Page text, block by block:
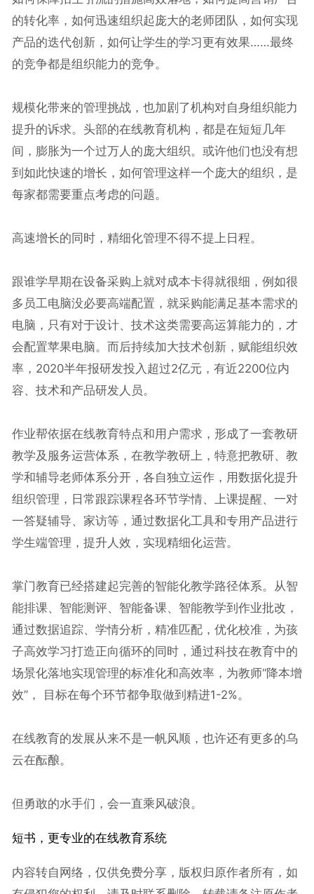
的转化率，如何迅速组织起庞大的老师团队，如何实现
产品的迭代创新，如何让学生的学习更有效果……最终
的竞争都是组织能力的竞争。
规模化带来的管理挑战，也加剧了机构对自身组织能力
提升的诉求。头部的在线教育机构，都是在短短几年
间，膨胀为一个过万人的庞大组织。或许他们也没有想
到如此快速的增长，如何管理这样一个庞大的组织，是
每家都需要重点考虑的问题。
高速增长的同时，精细化管理不得不提上日程。
跟谁学早期在设备采购上就对成本卡得就很细，例如很
多员工电脑没必要高端配置，就采购能满足基本需求的
电脑，只有对于设计、技术这类需要高运算能力的，才
会配置苹果电脑。而后持续加大技术创新，赋能组织效
率，2020半年报研发投入超过2亿元，有近2200位内
容、技术和产品研发人员。
作业帮依据在线教育特点和用户需求，形成了一套教研
教学及服务运营体系，在教学教研上，特意把教研、教
学和辅导老师体系分开，各自独立运作，用数据化提升
组织管理，日常跟踪课程各环节学情、上课提醒、一对
一答疑辅导、家访等，通过数据化工具和专用产品进行
学生端管理，提升人效，实现精细化运营。
掌门教育已经搭建起完善的智能化教学路径体系。从智
能排课、智能测评、智能备课、智能教学到作业批改，
通过数据追踪、学情分析，精准匹配，优化校准，为孩
子高效学习打造正向循环的同时，通过科技在教育中的
场景化落地实现管理的标准化和高效率，为教师“降本增
效”， 目标在每个环节都争取做到精进1-2%。
在线教育的发展从来不是一帆风顺，也许还有更多的乌
云在酝酿。
但勇敢的水手们，会一直乘风破浪。
短书，更专业的在线教育系统
内容转自网络，仅供免费分享，版权归原作者所有，如